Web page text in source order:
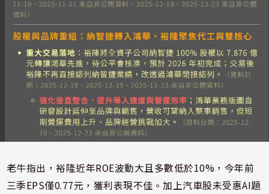
老牛指出，裕隆近年ROE波動大且多數低於10%，今年前
三季EPS僅0.77元，獲利表現不佳。加上汽車股未受惠AI題